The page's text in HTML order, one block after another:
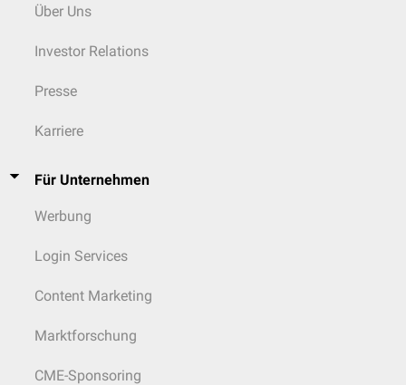
Über Uns
Investor Relations
Presse
Karriere
Für Unternehmen
Werbung
Login Services
Content Marketing
Marktforschung
CME-Sponsoring